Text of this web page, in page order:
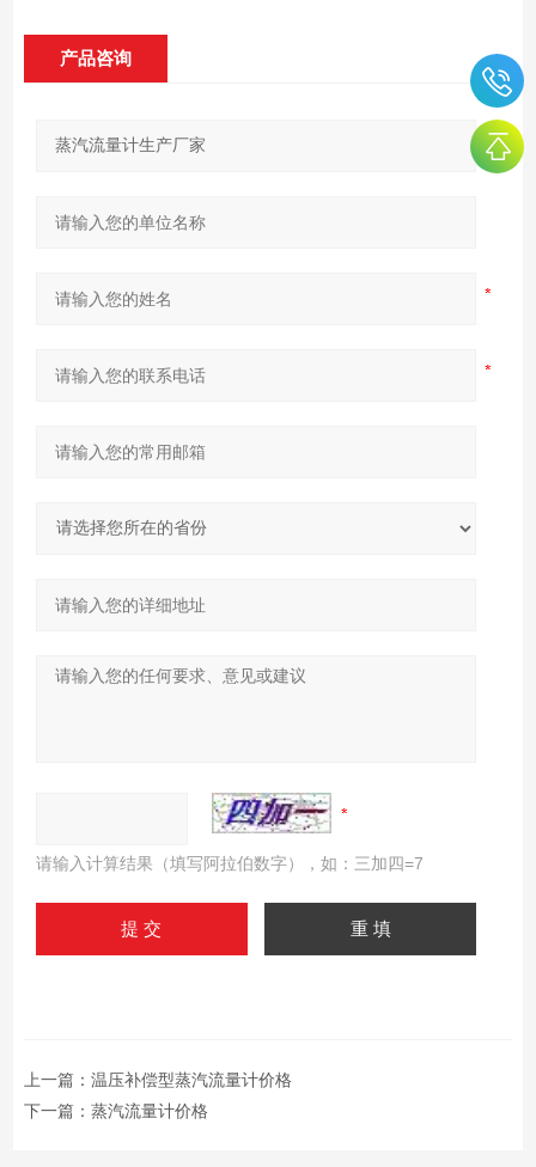
产品咨询
请输入计算结果（填写阿拉伯数字），如：三加四=7
上一篇： 温压补偿型蒸汽流量计价格
下一篇： 蒸汽流量计价格